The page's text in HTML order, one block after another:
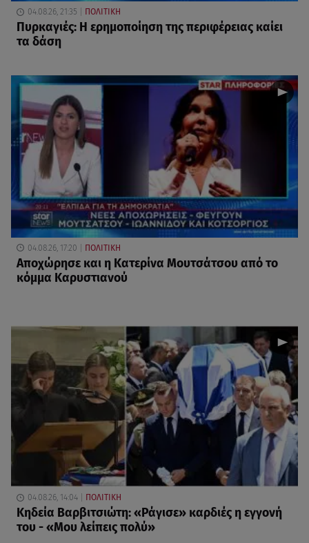
04.08.26, 21:35 ΠΟΛΙΤΙΚΗ
Πυρκαγιές: Η ερημοποίηση της περιφέρειας καίει
τα δάση
04.08.26, 17:20 ΠΟΛΙΤΙΚΗ
Αποχώρησε και η Κατερίνα Μουτσάτσου από το
κόμμα Καρυστιανού
04.08.26, 14:04 ΠΟΛΙΤΙΚΗ
Κηδεία Βαρβιτσιώτη: «Ράγισε» καρδιές η εγγονή
του - «Μου λείπεις πολύ»